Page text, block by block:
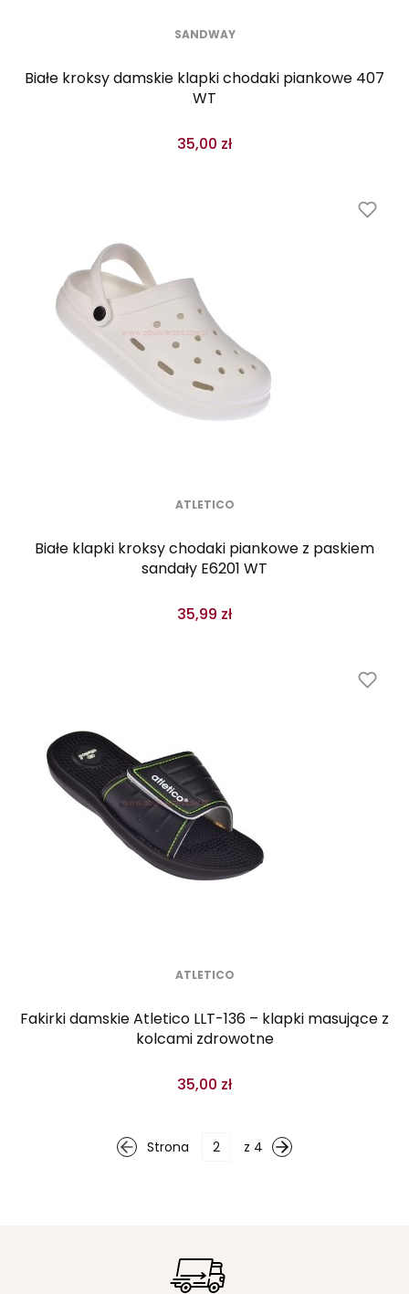
SANDWAY
Białe kroksy damskie klapki chodaki piankowe 407
WT
35,00 zł
ATLETICO
Białe klapki kroksy chodaki piankowe z paskiem
sandały E6201 WT
35,99 zł
ATLETICO
Fakirki damskie Atletico LLT-136 – klapki masujące z
kolcami zdrowotne
35,00 zł
Strona z 4